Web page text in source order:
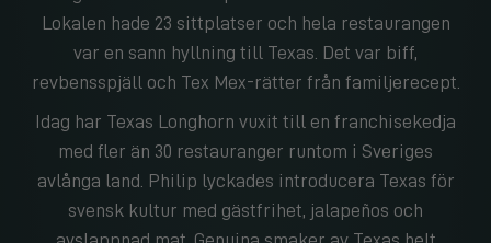
Lokalen hade 23 sittplatser och hela restaurangen
var en sann hyllning till Texas. Det var biff,
revbensspjäll och Tex Mex-rätter från familjerecept.
Idag har Texas Longhorn vuxit till en franchisekedja
med fler än 30 restauranger runtom i Sveriges
avlånga land. Philip lyckades introducera Texas för
svensk kultur med gästfrihet, jalapeños och